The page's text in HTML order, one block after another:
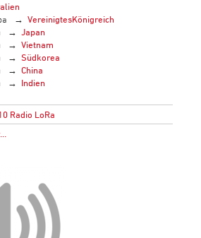
VereinigtesKönigreich
Japan
Vietnam
Südkorea
China
Indien
Radio LoRa